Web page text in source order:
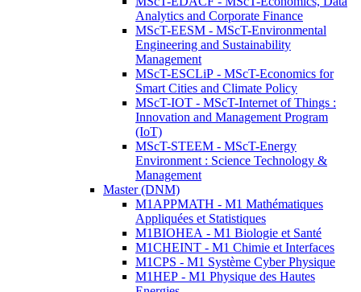
Analytics and Corporate Finance
MScT-EESM - MScT-Environmental
Engineering and Sustainability
Management
MScT-ESCLiP - MScT-Economics for
Smart Cities and Climate Policy
MScT-IOT - MScT-Internet of Things :
Innovation and Management Program
(IoT)
MScT-STEEM - MScT-Energy
Environment : Science Technology &
Management
Master (DNM)
M1APPMATH - M1 Mathématiques
Appliquées et Statistiques
M1BIOHEA - M1 Biologie et Santé
M1CHEINT - M1 Chimie et Interfaces
M1CPS - M1 Système Cyber Physique
M1HEP - M1 Physique des Hautes